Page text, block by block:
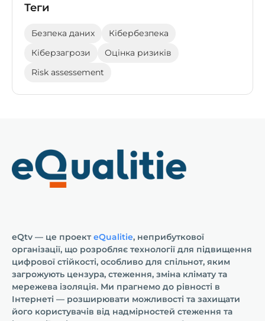
Теги
Безпека даних
Кібербезпека
Кіберзагрози
Оцінка ризиків
Risk assessement
eQtv — це проект eQualitie, неприбуткової
організації, що розробляє технології для підвищення
цифрової стійкості, особливо для спільнот, яким
загрожують цензура, стеження, зміна клімату та
мережева ізоляція. Ми прагнемо до рівності в
Інтернеті — розширювати можливості та захищати
його користувачів від надмірностей стеження та